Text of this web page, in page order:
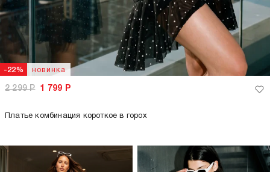
-22% новинка
2 299Р 1 799 Р
Платье комбинация короткое в горох